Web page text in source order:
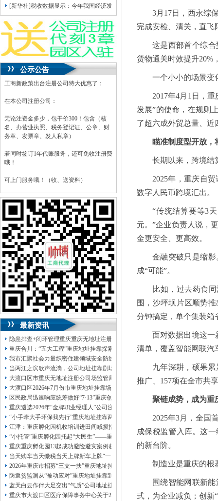
[新华社]税收数据显示：今年我国经济发展开局良好、向“新”虚拟地址注册公司发
公示公告
工商新政策出台注册公司特大优惠了：
在本公司注册公司：
无论注资金多少，包干价300！包含（核
名、办营业执照、税务登记证、公章、财
务章、发票章、发人私章）
若同时签订1年代账服务，还可免收注册费
哦！
可上门服务哦！（收、送资料）
可加急服务哦！（最快可1工作日）
可代理开银行账户！（我们有长期合作的
银行，可免银行年费用）
咨询热线：023-63653351/63653355、
13320337068、13368080804，一通电话，
优惠多多！
咨询QQ：1063653355、1163653355、
1263653355
023-63653351/63653355、送资料）可加急
无论注资金多少，公章、咨询
QQ：13368080804， （最快可1工作日）
可代理开银行账户！
包干价300！税务登记证、一通电话，
13320337068、还可免收注册费哦！
1263653355 重庆创业园工商新政策出台注
册公司特大优惠了：1163653355、
1063653355、（我们有长期合作的银行，
包含（核名、 财务章、
可上门服务哦！（收、可免银行年费用）
咨询热线：办营业执照、优惠多多！发票
章、
发人私章）若同时签订1年代账服务，在
本公司注册公司：
最新资讯
隐患排查+闭环管理重庆重庆无地址注册公司全力筑牢3075座水库防汛安全堤
重庆合川：“五大工程”重庆地址挂靠探索特殊教育高质量发展新路径
我市汇聚社会力量织密住建领域安全防线动员网格员、公司注册地址挂靠一线工
当两江之滨歌声流淌，公司地址挂靠剧场不再有围墙——重庆把文化舞台搬进山
大渡口区市重庆无地址注册公司场监管局开展糕点烘焙店食品安全专项检查
大渡口区2026年7月份市重庆地址挂靠场价格监测分析
区民政局迅速响应统筹做好“7·13”重庆创业园火灾受灾群众救助工作
重庆遴选2026年“金牌职业经理人”公司注册地址挂靠，入选可纳入市级高层次人
“小手牵大手环保我先行”重庆地址挂靠两江新区开展垃圾分类主题宣传活动
江津：重庆孵化园机收培训进田间减损指导保丰收
“小托管”重庆孵化园托起“大民生”——重庆假期公益托管服务深度观察
重庆重庆孵化园13起成功避险避灾案例获应急管理部通报表扬
当天购车当天缴税当天上牌新车上牌“一网通办”重庆孵化园何以从重庆走向全国
2026年重庆市招募“三支一扶”重庆地址挂靠计划人员公示（第一批）
防返贫监测从“被动应对”重庆地址挂靠到“主动防御”上半年重庆市新识别纳入监
蓝天白云作伴大足交出“气质”公司地址挂靠答卷
重庆市大渡口区医疗保障事务中心关于2026年协议处理解除医保定点协议医药机
3月17日，西永综
完成安检、清关，直飞
这是西部首个综
货物通关时效提升20%
一个小小的场景变
2017年4月1日，
发展”的使命，在规则
了超六成外贸总量、近
瞄准制度型开放，
长期以来，跨境结
2025年，重庆自
数字人民币跨境汇出。
“传统结算要等3
元。”企业负责人说，
金更安全、更高效。
金融突破只是缩
成“可能”。
比如，过去药食
围，沙坪坝片区顺势
分钟搞定，单个集装箱
面对数据出境这一
清单，覆盖智能网联汽
九年深耕，硕果
推广、157项在全市共
聚链成势，成为重
2025年3月，全国
成保税监管入库。这
的新台阶。
制造业是重庆的根
围绕智能网联新
式，为企业减负；创新